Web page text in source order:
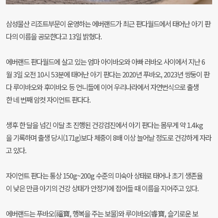
삼성물산 리조트부문이 운영하는 에버랜드가 최근 판다월드에서 태어난 아기 판
다의 이름을 공모한다고 13일 밝혔다.
에버랜드 판다월드에 살고 있는 엄마 아이바오와 아빠 러바오 사이에서 지난 6
월 3일 오전 10시 53분에 태어난 아기 판다는 2020년 푸바오, 2023년 쌍둥이 판
다 루이바오와 후이바오 등 언니들에 이어 우리나라에서 자연번식으로 출생
한 네 번째 암컷 자이언트 판다다.
생후 한 달을 넘긴 이달 초 진행된 건강검진에서 아기 판다는 몸무게 약 1.4kg
을 기록하며 출생 당시(171g)보다 체중이 8배 이상 늘어날 정도로 건강하게 자라
고 있다.
자이언트 판다는 통상 150g~200g 수준의 미숙아 상태로 태어나 초기 생존율
이 낮은 만큼 아기의 건강 상태가 안정기에 접어들 때 이름을 지어주고 있다.
에버랜드는 푸바오(福寶, 행복을 주는 보물)와 루이바오(睿寶, 슬기로운 보